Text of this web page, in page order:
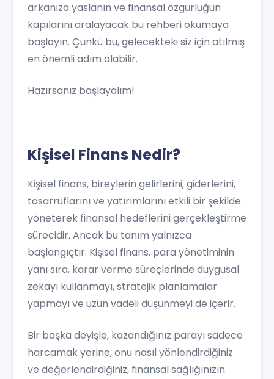
arkanıza yaslanın ve finansal özgürlüğün
kapılarını aralayacak bu rehberi okumaya
başlayın. Çünkü bu, gelecekteki siz için atılmış
en önemli adım olabilir.
Hazırsanız başlayalım!
Kişisel Finans Nedir?
Kişisel finans, bireylerin gelirlerini, giderlerini,
tasarruflarını ve yatırımlarını etkili bir şekilde
yöneterek finansal hedeflerini gerçekleştirme
sürecidir. Ancak bu tanım yalnızca
başlangıçtır. Kişisel finans, para yönetiminin
yanı sıra, karar verme süreçlerinde duygusal
zekayı kullanmayı, stratejik planlamalar
yapmayı ve uzun vadeli düşünmeyi de içerir.
Bir başka deyişle, kazandığınız parayı sadece
harcamak yerine, onu nasıl yönlendirdiğiniz
ve değerlendirdiğiniz, finansal sağlığınızın